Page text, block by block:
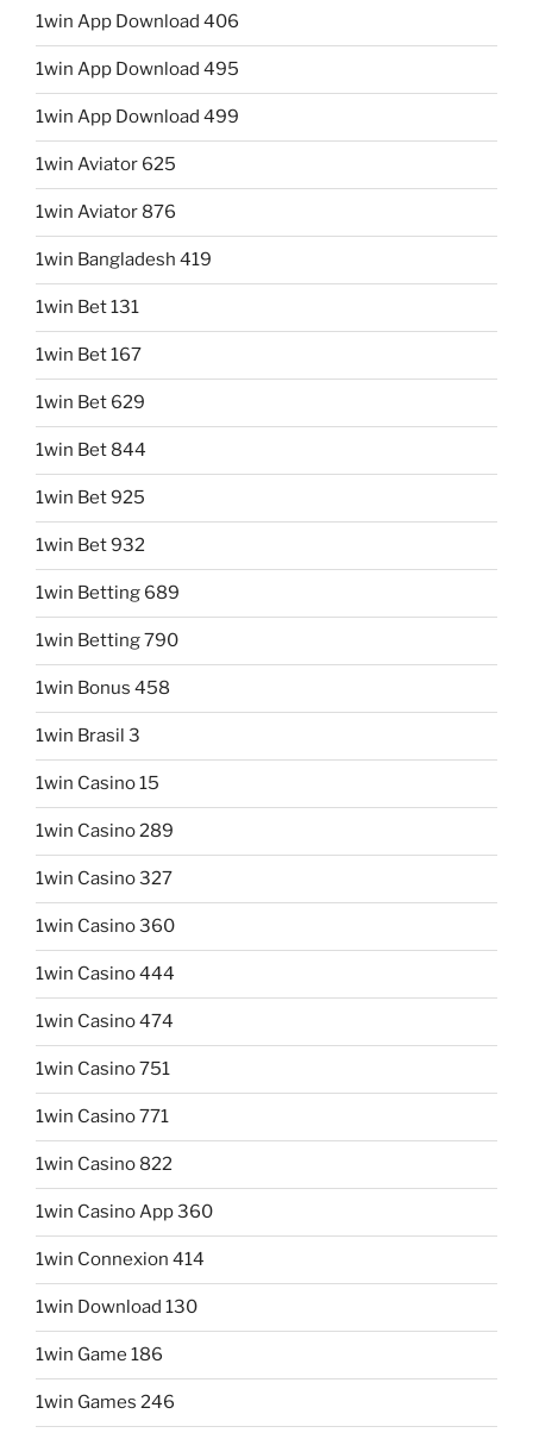
1win App Download 406
1win App Download 495
1win App Download 499
1win Aviator 625
1win Aviator 876
1win Bangladesh 419
1win Bet 131
1win Bet 167
1win Bet 629
1win Bet 844
1win Bet 925
1win Bet 932
1win Betting 689
1win Betting 790
1win Bonus 458
1win Brasil 3
1win Casino 15
1win Casino 289
1win Casino 327
1win Casino 360
1win Casino 444
1win Casino 474
1win Casino 751
1win Casino 771
1win Casino 822
1win Casino App 360
1win Connexion 414
1win Download 130
1win Game 186
1win Games 246